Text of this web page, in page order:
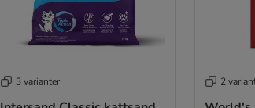
3 varianter 2